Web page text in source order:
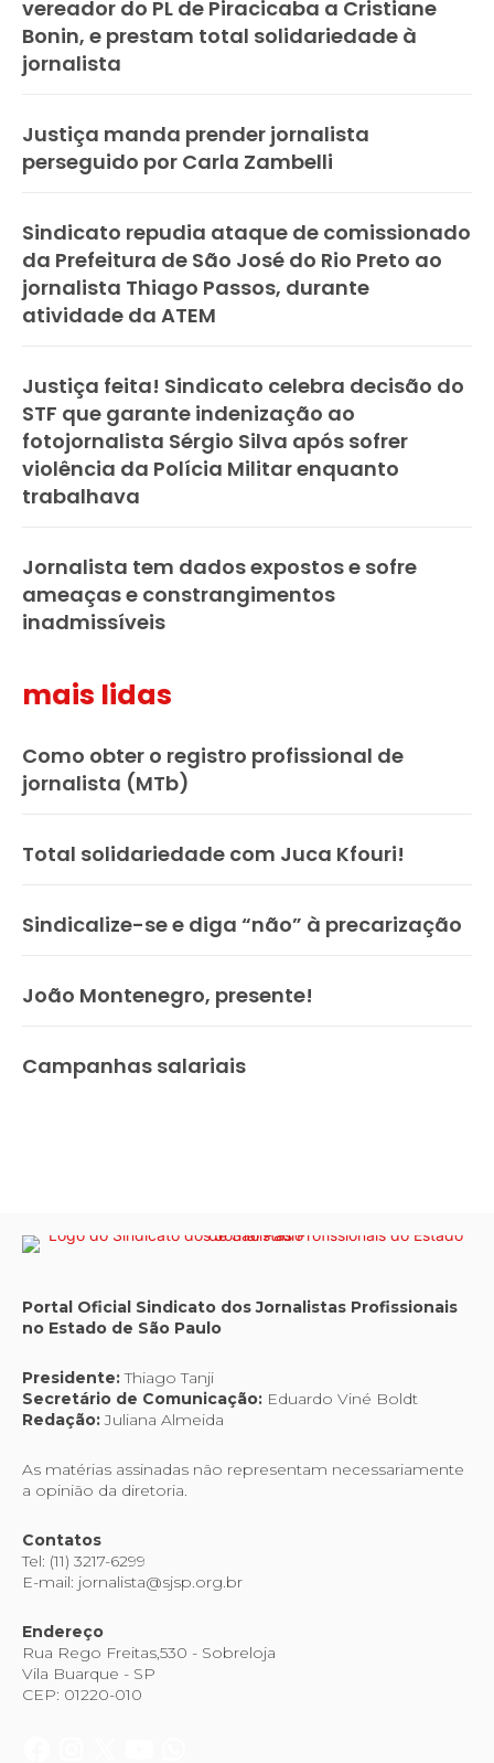
vereador do PL de Piracicaba a Cristiane
Bonin, e prestam total solidariedade à
jornalista
Justiça manda prender jornalista
perseguido por Carla Zambelli
Sindicato repudia ataque de comissionado
da Prefeitura de São José do Rio Preto ao
jornalista Thiago Passos, durante
atividade da ATEM
Justiça feita! Sindicato celebra decisão do
STF que garante indenização ao
fotojornalista Sérgio Silva após sofrer
violência da Polícia Militar enquanto
trabalhava
Jornalista tem dados expostos e sofre
ameaças e constrangimentos
inadmissíveis
mais lidas
Como obter o registro profissional de
jornalista (MTb)
Total solidariedade com Juca Kfouri!
Sindicalize-se e diga “não” à precarização
João Montenegro, presente!
Campanhas salariais
Portal Oficial Sindicato dos Jornalistas Profissionais
no Estado de São Paulo
Presidente:Thiago Tanji
Secretário de Comunicação: Eduardo Viné Boldt
Redação:Juliana Almeida
As matérias assinadas não representam necessariamente
a opinião da diretoria.
Contatos
Tel: (11) 3217-6299
E-mail: jornalista@sjsp.org.br
Endereço
Rua Rego Freitas,530 - Sobreloja
Vila Buarque - SP
CEP: 01220-010